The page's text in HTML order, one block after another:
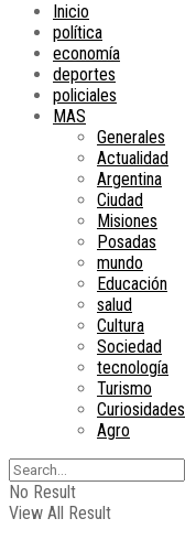
Inicio
política
economía
deportes
policiales
MAS
Generales
Actualidad
Argentina
Ciudad
Misiones
Posadas
mundo
Educación
salud
Cultura
Sociedad
tecnología
Turismo
Curiosidades
Agro
No Result
View All Result